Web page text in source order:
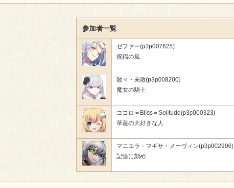
参加者一覧
ゼファー(p3p007625)
祝福の風
散々・未散(p3p008200)
魔女の騎士
ココロ＝Bliss＝Solitude(p3p000323)
華蓮の大好きな人
マニエラ・マギサ・メーヴィン(p3p002906)
記憶に刻め